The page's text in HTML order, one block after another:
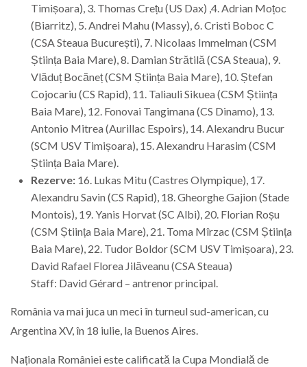
Timișoara), 3. Thomas Crețu (US Dax) ,4. Adrian Moțoc
(Biarritz), 5. Andrei Mahu (Massy), 6. Cristi Boboc C
(CSA Steaua București), 7. Nicolaas Immelman (CSM
Știința Baia Mare), 8. Damian Strătilă (CSA Steaua), 9.
Vlăduț Bocăneț (CSM Știința Baia Mare), 10. Ștefan
Cojocariu (CS Rapid), 11. Taliauli Sikuea (CSM Știința
Baia Mare), 12. Fonovai Tangimana (CS Dinamo), 13.
Antonio Mitrea (Aurillac Espoirs), 14. Alexandru Bucur
(SCM USV Timișoara), 15. Alexandru Harasim (CSM
Știința Baia Mare).
Rezerve: 16. Lukas Mitu (Castres Olympique), 17.
Alexandru Savin (CS Rapid), 18. Gheorghe Gajion (Stade
Montois), 19. Yanis Horvat (SC Albi), 20. Florian Roșu
(CSM Știința Baia Mare), 21. Toma Mîrzac (CSM Știința
Baia Mare), 22. Tudor Boldor (SCM USV Timișoara), 23.
David Rafael Florea Jilăveanu (CSA Steaua)
Staff: David Gérard – antrenor principal.
România va mai juca un meci în turneul sud-american, cu
Argentina XV, în 18 iulie, la Buenos Aires.
Naționala României este calificată la Cupa Mondială de